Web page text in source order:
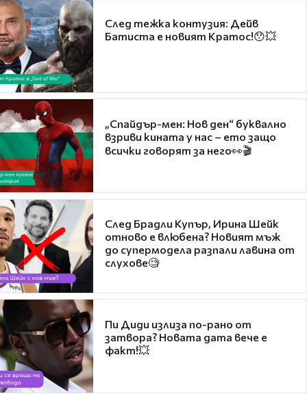
След тежка контузия: Дейв
Батиста е новият Кратос!😯💥
„Спайдър-мен: Нов ден“ буквално
взриви кината у нас – ето защо
всички говорят за него👀🎬
След Брадли Купър, Ирина Шейк
отново е влюбена? Новият мъж
до супермодела разпали лавина от
слухове🧐
Пи Диди излиза по-рано от
затвора? Новата дата вече е
факт!💥